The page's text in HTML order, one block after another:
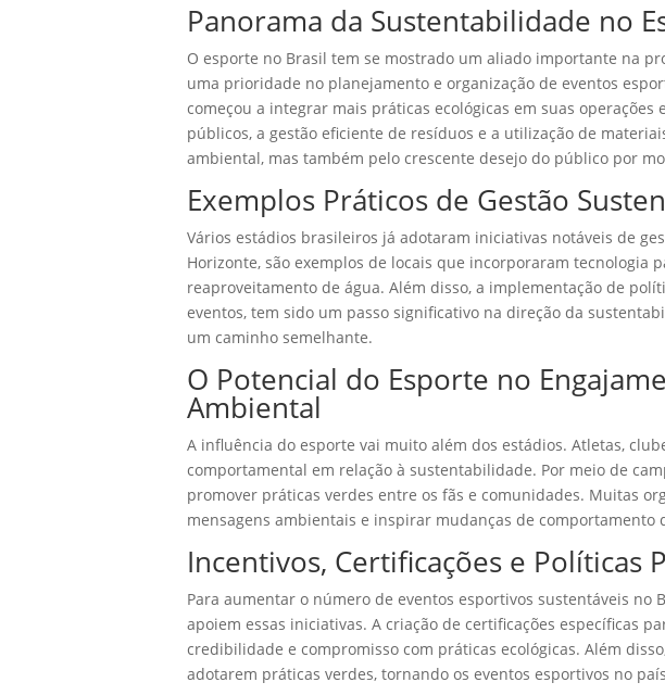
Panorama da Sustentabilidade no
O esporte no Brasil tem se mostrado um aliado importante na
uma prioridade no planejamento e organização de eventos
começou a integrar mais práticas ecológicas em suas
públicos, a gestão eficiente de resíduos e a utilização de
ambiental, mas também pelo crescente desejo do público por
Exemplos Práticos de Gestão
Vários estádios brasileiros já adotaram iniciativas notáveis de
Horizonte, são exemplos de locais que incorporaram
reaproveitamento de água. Além disso, a implementação de
eventos, tem sido um passo significativo na direção da
um caminho semelhante.
O Potencial do Esporte no
Ambiental
A influência do esporte vai muito além dos estádios. Atletas,
comportamental em relação à sustentabilidade. Por meio de
promover práticas verdes entre os fãs e comunidades. Muitas
mensagens ambientais e inspirar mudanças de comportamento
Incentivos, Certificações e Políticas
Para aumentar o número de eventos esportivos sustentáveis
apoiem essas iniciativas. A criação de certificações específicas
credibilidade e compromisso com práticas ecológicas. Além
adotarem práticas verdes, tornando os eventos esportivos no